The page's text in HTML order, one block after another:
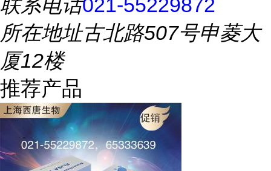
联系电话021-55229872
所在地址古北路507号申菱大
厦12楼
推荐产品